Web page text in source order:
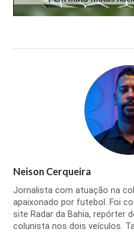
Neison Cerqueira
Jornalista com atuação na
apaixonado por futebol. Foi
site Radar da Bahia, repórter
colunista nos dois veículos.